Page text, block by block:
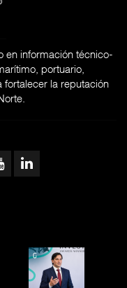
en información técnico-
portuario,
fortalecer la reputación